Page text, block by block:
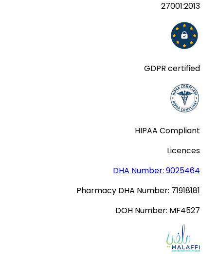
27001:2013
GDPR certified
HIPAA Compliant
Licences
DHA Number: 9025464
Pharmacy DHA Number: 71918181
DOH Number: MF4527